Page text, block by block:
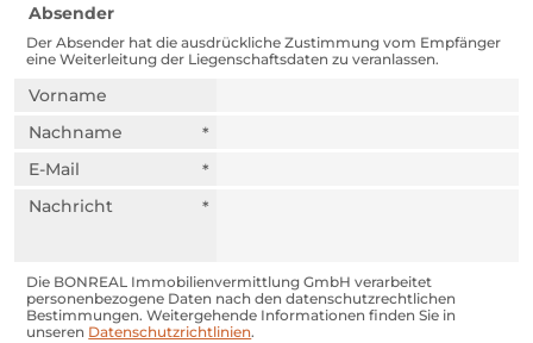
Absender
Der Absender hat die ausdrückliche Zustimmung vom Empfänger
eine Weiterleitung der Liegenschaftsdaten zu veranlassen.
Vorname
Nachname
E-Mail
Nachricht
Die BONREAL Immobilienvermittlung GmbH verarbeitet
personenbezogene Daten nach den datenschutzrechtlichen
Bestimmungen. Weitergehende Informationen finden Sie in
unseren Datenschutzrichtlinien.